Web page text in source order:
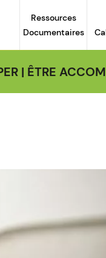
Ressources
Documentaires
| ÊTRE